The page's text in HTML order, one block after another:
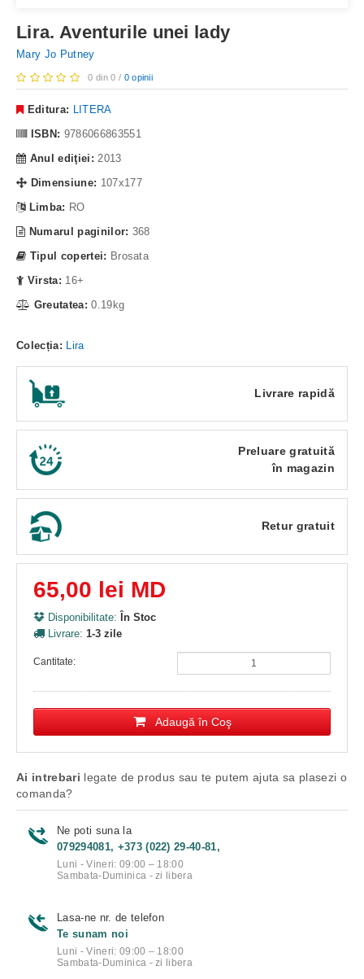
Lira. Aventurile unei lady
Mary Jo Putney
0 din 0 / 0 opinii
Editura: LITERA
ISBN: 9786066863551
Anul ediţiei: 2013
Dimensiune: 107x177
Limba: RO
Numarul paginilor: 368
Tipul copertei: Brosata
Virsta: 16+
Greutatea: 0.19kg
Colecția: Lira
Livrare rapidă
Preluare gratuită
în magazin
Retur gratuit
65,00 lei MD
Disponibilitate: În Stoc
Livrare: 1-3 zile
Cantitate:
Adaugă în Coş
Ai intrebari legate de produs sau te putem ajuta sa plasezi o
comanda?
Ne poti suna la
079294081, +373 (022) 29-40-81,
Luni - Vineri: 09:00 – 18:00
Sambata-Duminica - zi libera
Lasa-ne nr. de telefon
Te sunam noi
Luni - Vineri: 09:00 – 18:00
Sambata-Duminica - zi libera